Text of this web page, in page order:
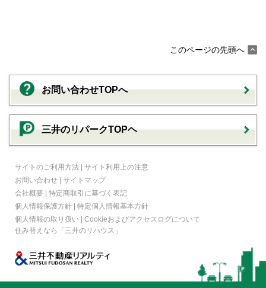
このページの先頭へ
お問い合わせTOPへ
三井のリパークTOPヘ
サイトのご利用方法 | サイト利用上の注意
お問い合わせ | サイトマップ
会社概要 | 特定商取引に基づく表記
個人情報保護方針 | 特定個人情報基本方針
個人情報の取り扱い | Cookieおよびアクセスログについて
住み替えなら
「三井のリハウス」